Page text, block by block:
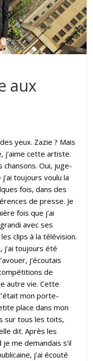
aux
yeux. Zazie ? Mais
j’aime cette artiste.
chansons. Oui, juge-
j’ai toujours voulu la
fois, dans des
de presse. Je
fois que j’ai
avec ses
clips à la télévision.
j’ai toujours été
j’écoutais
de
autre vie. Cette
mon porte-
place dans mon
sur tous les toits,
dit. Après les
me demandais s’il
j’ai écouté